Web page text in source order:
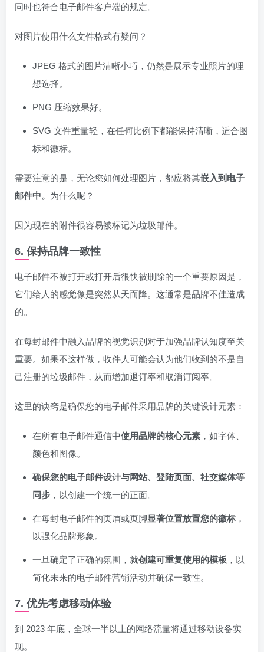
同时也符合电子邮件客户端的规定。
对图片使用什么文件格式有疑问？
JPEG 格式的图片清晰小巧，仍然是展示专业照片的理
想选择。
PNG 压缩效果好。
SVG 文件重量轻，在任何比例下都能保持清晰，适合图
标和徽标。
需要注意的是，无论您如何处理图片，都应将其嵌入到电子
邮件中。 为什么呢？
因为现在的附件很容易被标记为垃圾邮件。
6. 保持品牌一致性
电子邮件不被打开或打开后很快被删除的一个重要原因是，
它们给人的感觉像是突然从天而降。这通常是品牌不佳造成
的。
在每封邮件中融入品牌的视觉识别对于加强品牌认知度至关
重要。如果不这样做，收件人可能会认为他们收到的不是自
己注册的垃圾邮件，从而增加退订率和取消订阅率。
这里的诀窍是确保您的电子邮件采用品牌的关键设计元素：
在所有电子邮件通信中使用品牌的核心元素 ，如字体、
颜色和图像。
确保您的电子邮件设计与网站、登陆页面、社交媒体等
同步 ，以创建一个统一的正面。
在每封电子邮件的页眉或页脚显著位置放置您的徽标 ，
以强化品牌形象。
一旦确定了正确的氛围，就创建可重复使用的模板 ，以
简化未来的电子邮件营销活动并确保一致性。
7. 优先考虑移动体验
到 2023 年底，全球一半以上的网络流量将通过移动设备实
现。